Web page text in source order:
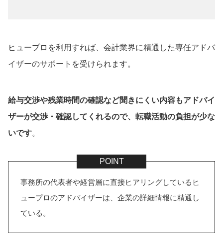
ヒュープロを利用すれば、会計業界に精通した専任アドバ
イザーのサポートを受けられます。
給与交渉や残業時間の確認など聞きにくい内容もアドバイ
ザーが交渉・確認してくれるので、転職活動の負担が少な
いです。
事務所の代表者や経営層に直接ヒアリングしているヒ
ュープロのアドバイザーは、企業の詳細情報に精通し
ている。